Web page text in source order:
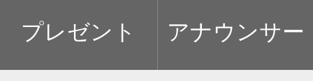
プレゼント アナウンサー